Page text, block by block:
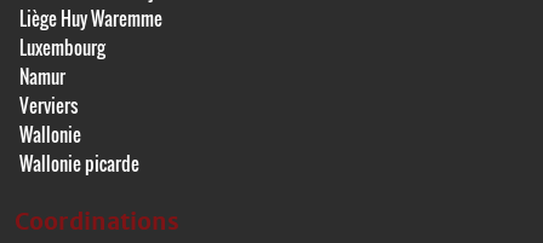
Liège Huy Waremme
Luxembourg
Namur
Verviers
Wallonie
Wallonie picarde
Coordinations